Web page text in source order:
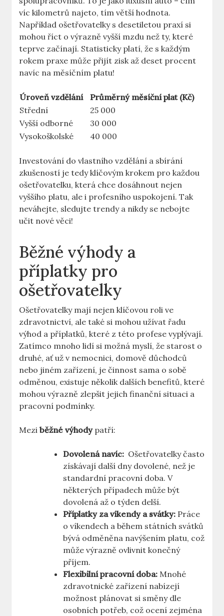
víc kilometrů najeto, tím větší hodnota.⁣
Například ošetřovatelky s desetiletou praxí si
mohou říct o výrazně vyšší mzdu než ty, které
teprve začínají. Statisticky platí, že s každým
rokem praxe může přijít ⁤zisk až ⁣deset procent
navíc na měsíčním platu!
Úroveň vzdělání
Průměrný ‌měsíční plat ‌(Kč)
Střední
25⁢ 000
Vyšší odborné
30 000
Vysokoškolské
40 000
Investování do vlastního vzdělání a⁣ sbírání
zkušeností je tedy klíčovým krokem pro každou
ošetřovatelku, která chce dosáhnout nejen
vyššího platu,​ ale i profesního uspokojení. Tak
neváhejte, sledujte trendy ⁤a nikdy​ se⁢ nebojte
‍učit nové ‍věci!
Běžné výhody a
příplatky⁢ pro
ošetřovatelky
Ošetřovatelky‍ mají nejen klíčovou ⁤roli ve
zdravotnictví, ale⁢ také si mohou užívat řadu
výhod a příplatků, které z této profese​ vyplývají.‍
Zatímco mnoho lidí si možná myslí, že starost o
druhé, ať už v nemocnici, domově‍ důchodců
nebo ⁣jiném zařízení, je činnost sama ⁢o sobě
⁤odměnou, existuje několik ‍dalších benefitů, ‍které
mohou výrazně zlepšit jejich finanční situaci a
pracovní podmínky.
Meziběžné výhodypatří:
Dovolená navíc: ‍ Ošetřovatelky často
získávají ‌další dny dovolené, než je
standardní pracovní doba. V
některých případech ‍může být
dovolená‍ až o týden delší.
Příplatky za víkendy a ‍svátky: Práce
o víkendech a během státních svátků
bývá odměněna navýšením platu, což
může výrazně ovlivnit konečný
⁣příjem.
Flexibilní pracovní doba: Mnohé
zdravotnické zařízení nabízejí
možnost plánovat si směny ​dle​
osobních potřeb,‌ což ocení zejména